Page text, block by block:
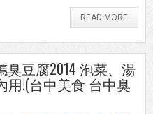
READ MORE
豆腐2014 泡菜、湯
用!(台中美食 台中臭